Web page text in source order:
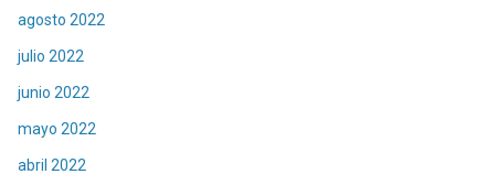
agosto 2022
julio 2022
junio 2022
mayo 2022
abril 2022